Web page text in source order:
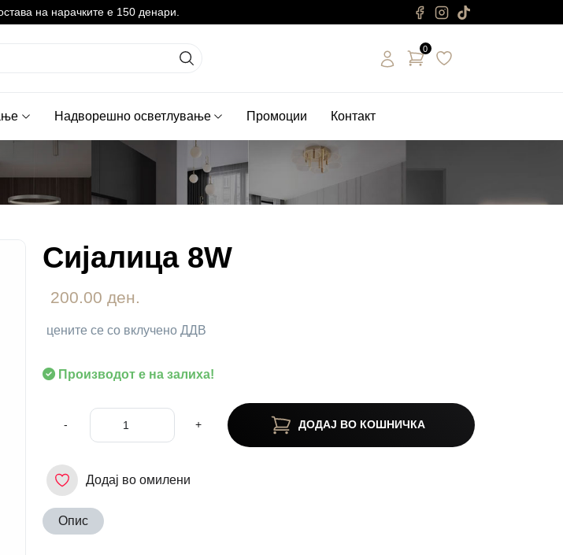
на нарачките е 150 денари.
0
Надворешно осветлување Промоции Контакт
Сијалица 8W
200.00 ден.
цените се со вклучено ДДВ
Производот е на залиха!
- + ДОДАЈ ВО КОШНИЧКА
Додај во омилени
Опис